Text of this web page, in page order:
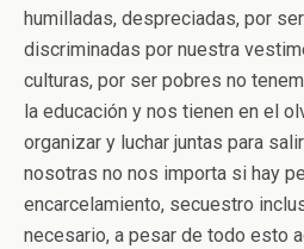
humilladas, despreciadas, por
discriminadas por nuestra
culturas, por ser pobres no
la educación y nos tienen en el
organizar y luchar juntas para
nosotras no nos importa si hay
encarcelamiento, secuestro
necesario, a pesar de todo esto